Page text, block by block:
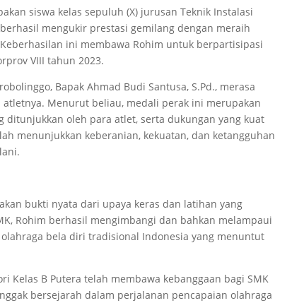
siswa kelas sepuluh (X) jurusan Teknik Instalasi
mengukir prestasi gemilang dengan meraih
ini membawa Rohim untuk berpartisipasi
VIII tahun 2023.
Bapak Ahmad Budi Santusa, S.Pd., merasa
Menurut beliau, medali perak ini merupakan
ditunjukkan oleh para atlet, serta dukungan yang kuat
menunjukkan keberanian, kekuatan, dan ketangguhan
bukti nyata dari upaya keras dan latihan yang
Rohim berhasil mengimbangi dan bahkan melampaui
bela diri tradisional Indonesia yang menuntut
B Putera telah membawa kebanggaan bagi SMK
bersejarah dalam perjalanan pencapaian olahraga